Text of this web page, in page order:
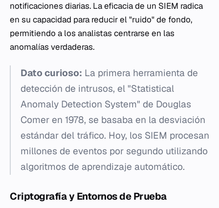
notificaciones diarias. La eficacia de un SIEM radica
en su capacidad para reducir el "ruido" de fondo,
permitiendo a los analistas centrarse en las
anomalías verdaderas.
Dato curioso: La primera herramienta de
detección de intrusos, el "Statistical
Anomaly Detection System" de Douglas
Comer en 1978, se basaba en la desviación
estándar del tráfico. Hoy, los SIEM procesan
millones de eventos por segundo utilizando
algoritmos de aprendizaje automático.
Criptografía y Entornos de Prueba